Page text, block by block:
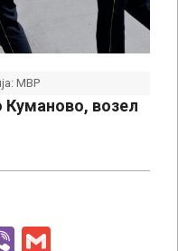
МВР
Куманово, возел
Viber